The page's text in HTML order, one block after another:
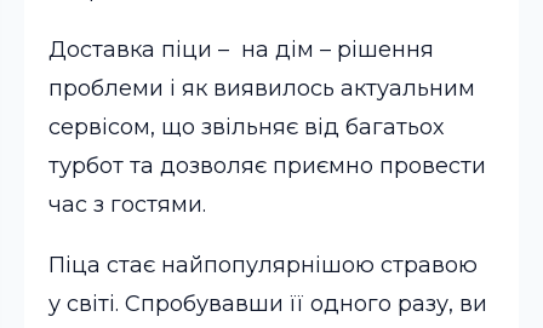
Доставка піци – на дім – рішення
проблеми і як виявилось актуальним
сервісом, що звільняє від багатьох
турбот та дозволяє приємно провести
час з гостями.
Піца стає найпопулярнішою стравою
у світі. Спробувавши її одного разу, ви